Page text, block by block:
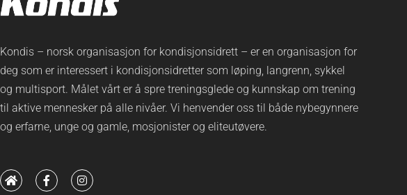
Kondis – norsk organisasjon for kondisjonsidrett – er en organisasjon for
deg som er interessert i kondisjonsidretter som løping, langrenn, sykkel
og multisport. Målet vårt er å spre treningsglede og kunnskap om trening
til aktive mennesker på alle nivåer. Vi henvender oss til både nybegynnere
og erfarne, unge og gamle, mosjonister og eliteutøvere.
H
o
F
a
I
n